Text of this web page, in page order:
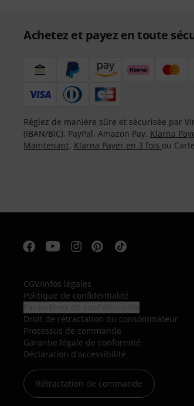
Achetez et payez en toute
Réglez de manière sûre et sécurisée par
(IBAN/BIC), PayPal, Amazon Pay, Klarna
Maintenant, Klarna Payer en 3 fois ou
CGV/Infos légales
Politique de confidentialité
Droit de rétractation du consommateur
Processus de commande
Garantie légale de conformité
Déclaration d'accessibilité
Rétractation de commande